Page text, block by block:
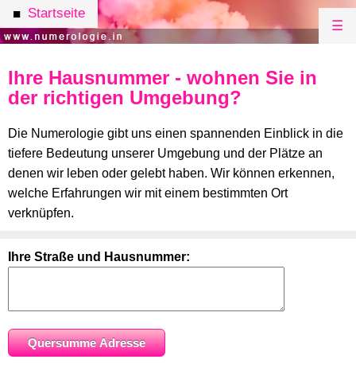
■ Startseite
☰
Ihre Hausnummer - wohnen Sie in
der richtigen Umgebung?
Die Numerologie gibt uns einen spannenden Einblick in die
tiefere Bedeutung unserer Umgebung und der Plätze an
denen wir leben oder gelebt haben. Wir können erkennen,
welche Erfahrungen wir mit einem bestimmten Ort
verknüpfen.
Ihre Straße und Hausnummer: